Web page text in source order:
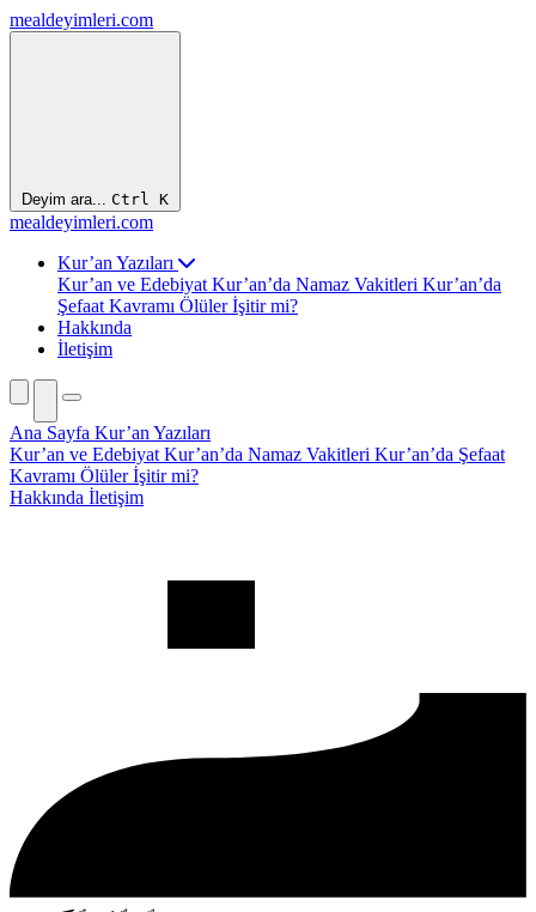
mealdeyimleri.com
Deyim ara... Ctrl K
mealdeyimleri.com
Kur’an Yazıları
Kur’an ve Edebiyat Kur’an’da Namaz Vakitleri Kur’an’da
Şefaat Kavramı Ölüler İşitir mi?
Hakkında
İletişim
Ana Sayfa Kur’an Yazıları
Kur’an ve Edebiyat Kur’an’da Namaz Vakitleri Kur’an’da Şefaat
Kavramı Ölüler İşitir mi?
Hakkında İletişim